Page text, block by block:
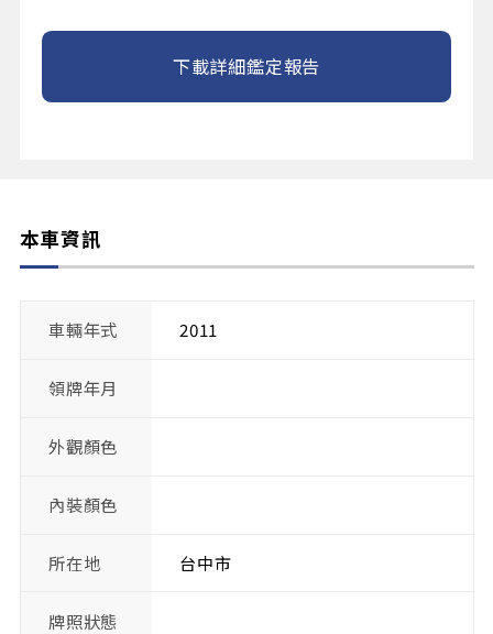
下載詳細鑑定報告
本車資訊
車輛年式 2011
領牌年月
外觀顏色
內裝顏色
所在地 台中市
牌照狀態